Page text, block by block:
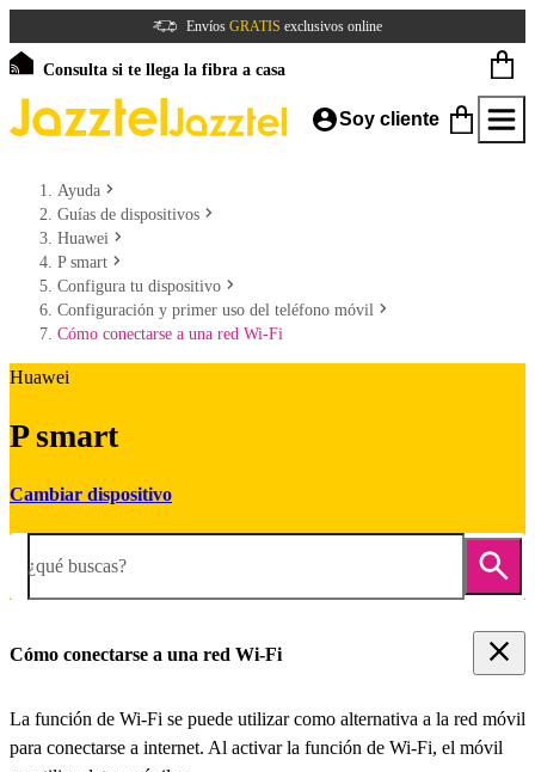
Envíos GRATIS exclusivos online
Consulta si te llega la fibra a casa
Soy cliente
Ayuda
Guías de dispositivos
Huawei
P smart
Configura tu dispositivo
Configuración y primer uso del teléfono móvil
Cómo conectarse a una red Wi-Fi
Huawei
P smart
Cambiar dispositivo
¿qué buscas?
Cómo conectarse a una red Wi-Fi
La función de Wi-Fi se puede utilizar como alternativa a la red móvil
para conectarse a internet. Al activar la función de Wi-Fi, el móvil